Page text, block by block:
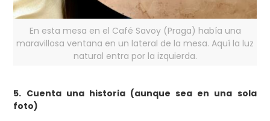
En esta mesa en el Café Savoy (Praga) había una
maravillosa ventana en un lateral de la mesa. Aquí la luz
natural entra por la izquierda.
5. Cuenta una historia (aunque sea en una sola
foto)